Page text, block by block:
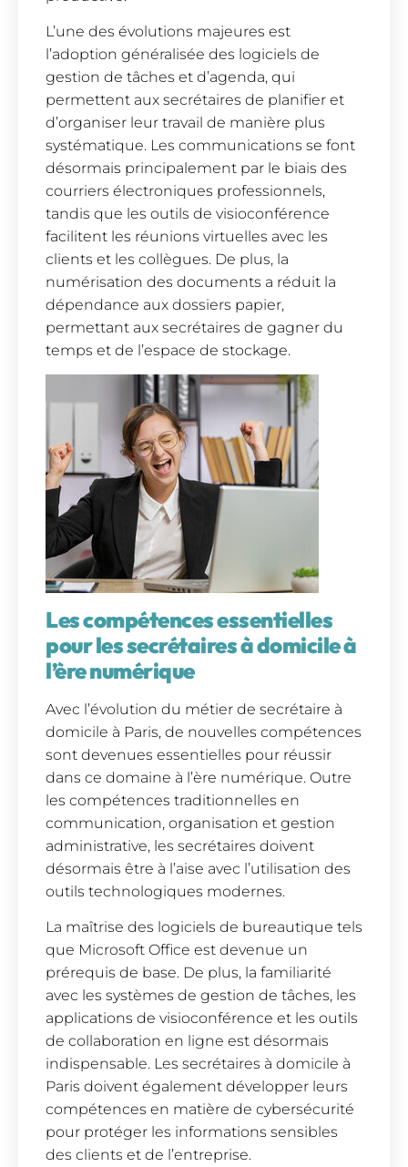
L’une des évolutions majeures est
l’adoption généralisée des logiciels de
gestion de tâches et d’agenda, qui
permettent aux secrétaires de planifier et
d’organiser leur travail de manière plus
systématique. Les communications se font
désormais principalement par le biais des
courriers électroniques professionnels,
tandis que les outils de visioconférence
facilitent les réunions virtuelles avec les
clients et les collègues. De plus, la
numérisation des documents a réduit la
dépendance aux dossiers papier,
permettant aux secrétaires de gagner du
temps et de l’espace de stockage.
Les compétences essentielles
pour les secrétaires à domicile à
l’ère numérique
Avec l’évolution du métier de secrétaire à
domicile à Paris, de nouvelles compétences
sont devenues essentielles pour réussir
dans ce domaine à l’ère numérique. Outre
les compétences traditionnelles en
communication, organisation et gestion
administrative, les secrétaires doivent
désormais être à l’aise avec l’utilisation des
outils technologiques modernes.
La maîtrise des logiciels de bureautique tels
que Microsoft Office est devenue un
prérequis de base. De plus, la familiarité
avec les systèmes de gestion de tâches, les
applications de visioconférence et les outils
de collaboration en ligne est désormais
indispensable. Les secrétaires à domicile à
Paris doivent également développer leurs
compétences en matière de cybersécurité
pour protéger les informations sensibles
des clients et de l’entreprise.